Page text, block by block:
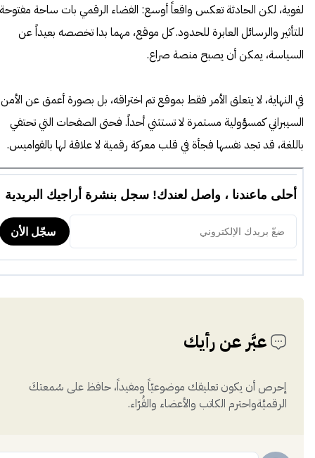
لغوية، لكن الحادثة تعكس واقعاً أوسع: الفضاء الرقمي بات ساحة مفتوحة
للتأثير والرسائل العابرة للحدود. كل موقع، مهما بدا تخصصه بعيداً عن
السياسة، يمكن أن يصبح منصة صراع.
في النهاية، لا يتعلق الأمر فقط بموقع تم اختراقه، بل بصورة أعمق عن الأمن
السيبراني كمسؤولية مستمرة لا تستثني أحداً. فحتى الصفحات التي تحتفي
باللغة، قد تجد نفسها فجأة في قلب معركة رقمية لا علاقة لها بالقواميس.
عبَّر عن رأيك
إحرص أن يكون تعليقك موضوعيّاً ومفيداً، حافظ على سُمعتكَ
الرقميَّةواحترم الكاتب والأعضاء والقُرّاء.